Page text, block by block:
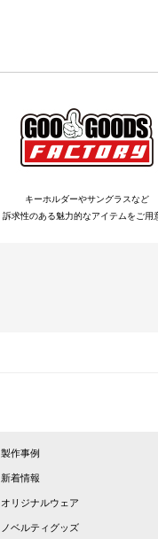
キーホルダーやサングラスなど
訴求性のある魅力的なアイテムをご用
製作事例
新着情報
オリジナルウェア
ノベルティグッズ